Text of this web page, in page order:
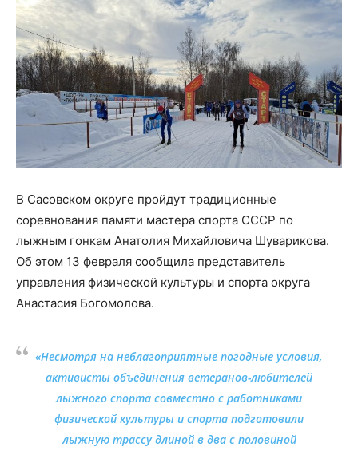
В Сасовском округе пройдут традиционные
соревнования памяти мастера спорта СССР по
лыжным гонкам Анатолия Михайловича Шуварикова.
Об этом 13 февраля сообщила представитель
управления физической культуры и спорта округа
Анастасия Богомолова.
«Несмотря на неблагоприятные погодные условия,
активисты объединения ветеранов-любителей
лыжного спорта совместно с работниками
физической культуры и спорта подготовили
лыжную трассу длиной в два с половиной